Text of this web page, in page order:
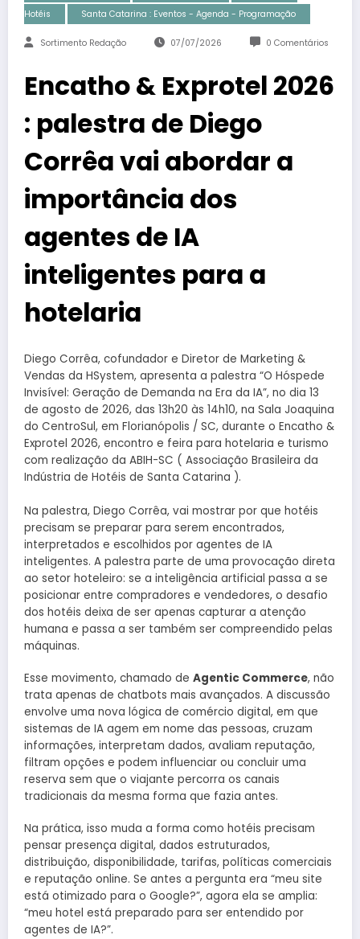
Hotéis
Santa Catarina : Eventos - Agenda - Programação
Sortimento Redação 07/07/2026 0 Comentários
Encatho & Exprotel 2026
: palestra de Diego
Corrêa vai abordar a
importância dos
agentes de IA
inteligentes para a
hotelaria
Diego Corrêa, cofundador e Diretor de Marketing &
Vendas da HSystem, apresenta a palestra “O Hóspede
Invisível: Geração de Demanda na Era da IA”, no dia 13
de agosto de 2026, das 13h20 às 14h10, na Sala Joaquina
do CentroSul, em Florianópolis / SC, durante o Encatho &
Exprotel 2026, encontro e feira para hotelaria e turismo
com realização da ABIH-SC ( Associação Brasileira da
Indústria de Hotéis de Santa Catarina ).
Na palestra, Diego Corrêa, vai mostrar por que hotéis
precisam se preparar para serem encontrados,
interpretados e escolhidos por agentes de IA
inteligentes. A palestra parte de uma provocação direta
ao setor hoteleiro: se a inteligência artificial passa a se
posicionar entre compradores e vendedores, o desafio
dos hotéis deixa de ser apenas capturar a atenção
humana e passa a ser também ser compreendido pelas
máquinas.
Esse movimento, chamado de Agentic Commerce, não
trata apenas de chatbots mais avançados. A discussão
envolve uma nova lógica de comércio digital, em que
sistemas de IA agem em nome das pessoas, cruzam
informações, interpretam dados, avaliam reputação,
filtram opções e podem influenciar ou concluir uma
reserva sem que o viajante percorra os canais
tradicionais da mesma forma que fazia antes.
Na prática, isso muda a forma como hotéis precisam
pensar presença digital, dados estruturados,
distribuição, disponibilidade, tarifas, políticas comerciais
e reputação online. Se antes a pergunta era “meu site
está otimizado para o Google?”, agora ela se amplia:
“meu hotel está preparado para ser entendido por
agentes de IA?”.